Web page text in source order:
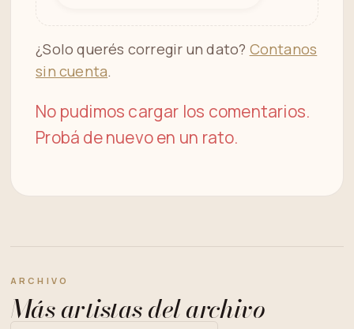
¿Solo querés corregir un dato? Contanos
sin cuenta.
No pudimos cargar los comentarios.
Probá de nuevo en un rato.
ARCHIVO
Más artistas del archivo